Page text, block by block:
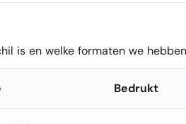
is en welke formaten we
Bedrukt